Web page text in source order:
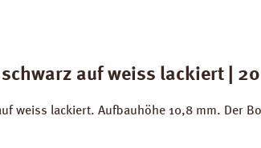
schwarz auf weiss lackiert |
weiss lackiert. Aufbauhöhe 10,8 mm. Der